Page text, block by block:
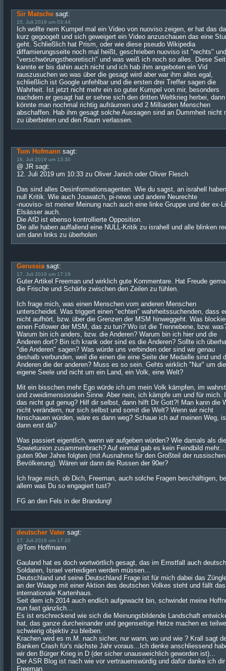
Sir Matsche sagt:
15. Juli 2019 um 03:44
Ich wollte nem Kumpel mal ein Video von nuoviso zeigen, er hat das
kurz gegoogelt und sich geweigert ein Video anzuschauen das eine
geht. Schließlich hat Prism, oder wie diese pseudo Wikipedia
diffamierungsseite noch mal heißt, geschrieben nuoviso ist "rechts" und
"verschwörungstheoretisch" und was weiß ich noch so alles. Diese
kannte er bis dahin auch nicht und ich hab ihm angeboten ein Vid
rauszusuchen wo was über die gesagt wird aber war ihm alles egal,
schließlich ist Google unfehlbar und die ersten drei Treffer sagen die
Wahrheit. Ist jetzt nicht mehr ein so guter Kumpel von mir, besonders
nachdem er gesagt hat er sehne sich den dritten Weltkrieg herbei, dann
könnte man nochmal richtig aufräumen und 2 Milliarden Menschen
abschaffen. Hab ihm gesagt solche Aussagen sind an Dummheit nicht
zu überbieten und den Raum verlassen.
Tom Hofmann sagt:
16. Juli 2019 um 13:30
@ JR sagt:
12. Juli 2019 um 10:33 zu Oliver Janich oder Oliver Flesch
Das sind alles Desinformationsagenten. Wie du sagst, an israhell
null Kritik. Wie auch Jouwatch, pi-news und andere Neurechte
-nuoviso- ist meiner Meinung nach auch eine linke Gruppe und der ex-
Elsässer auch.
Die AfD ist ebenso kontrollierte Opposition.
Die alle haben auffallend eine NULL-Kritik zu israhell und alle blinken
um dann links zu überholen
Gerussia sagt:
17. Juli 2019 um 17:19
Guter Artikel Freeman und wirklich gute Kommentare. Hat Freude
die Frische und Schärfe zwischen den Zeilen zu fühlen.
Ich frage mich, was einen Menschen vom anderen Menschen
unterscheidet. Was triggert einen "echten" wahrheitssuchenden, dass
nicht aufhört, bzw. über die Grenzen der MSM hinweggeht. Was
einen Follower der MSM, das zu tun?`Wo ist die Trennebene, bzw.
Warum bin ich anders, bzw. die Anderen? Warum bin ich hier und die
Anderen dort? Bin ich krank oder sind es die Anderen? Sollte ich
"die Anderen" sagen? Was würde uns verbinden oder sind wir genau
deshalb verbunden, weil die einen die eine Seite der Medaille sind und
Anderen die der anderen? Muss es so sein. Gehts wirklich "Nur" um die
eigene Seele und nicht um ein Land, ein Volk, eine Welt?
Mit ein bisschen mehr Ego würde ich um mein Volk kämpfen, im
und zweidimensionalen Sinne. Aber nein, ich kämpfe um und für mich.
das nicht gut genug? Hilf dir selbst, dann hilft Dir Gott?! Man kann die
nicht verändern, nur sich selbst und somit die Welt? Wenn wir nicht
hinschauen würden, wäre es dann weg? Schaue ich auf meinen Weg,
dann erst da?
Was passiert eigentlich, wenn wir aufgeben würden? Wie damals als die
Sowietunion zusammenbrach? Auf einmal gab es kein Feindbild
guten 90er Jahre folgten (mit Ausnahme für den Großteil der russischen
Bevölkerung). Wären wir dann die Russen der 90er?
Ich frage mich, ob Dich, Freeman, auch solche Fragen beschäftigen,
allem was Du so engagiert tust?
FG an den Fels in der Brandung!
deutscher Vater sagt:
17. Juli 2019 um 17:20
@Tom Hoffmann
Gauland hat es doch wortwörtlich gesagt, das im Ernstfall auch
Soldaten, Israel verteidigen werden müssen...
Deutschland und seine Deutschland Frage ist für mich dabei das
an der Waage mit einer Aktion des deutschen Volkes steht und fällt das
internationale Kartenhaus.
Seit dem ich 2014 auch endlich aufgewacht bin, schwindet meine
nun fast gänzlich...
Es ist erschreckend wie sich die Meinungsbildende Landschaft
hat, das ganze durcheinander und gegenseitige Hetze machen es
schwierig objektiv zu bleiben.
Krachen wird es m.M. nach sicher, nur wann, wo und wie ? Krall sagt
Banken Crash für's nächste Jahr voraus...Ich denke anschliessend
wir den Bürger Krieg in D (der sicher unausweichlich geworden ist)...
Der ASR Blog ist nach wie vor vertrauenswürdig und dafür danke ich dir
Freeman